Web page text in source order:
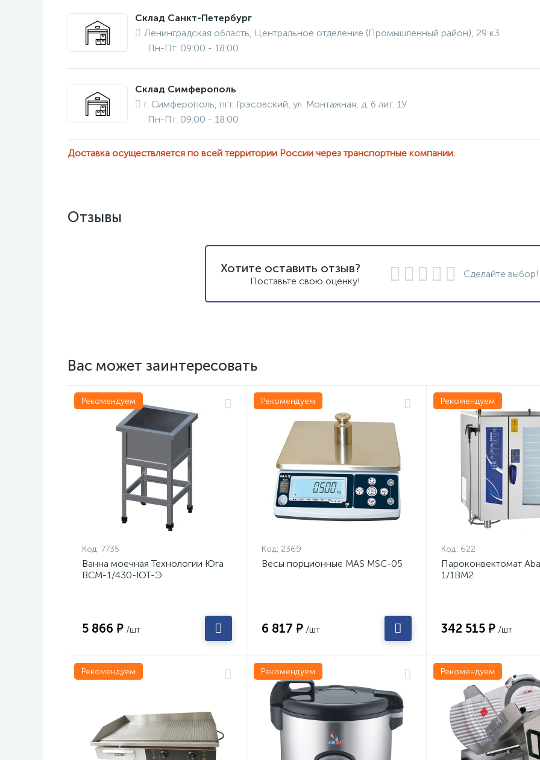
Склад Санкт-Петербург
Ленинградская область, Центральное отделение (Промышленный район), 29 к3
Пн-Пт: 09:00 - 18:00
Склад Симферополь
г. Симферополь, пгт. Грэсовский, ул. Монтажная, д. 6 лит. 1У
Пн-Пт: 09:00 - 18:00
Доставка осуществляется по всей территории России через транспортные компании.
Отзывы
Хотите оставить отзыв?
Поставьте свою оценку!
Сделайте выбор!
Вас может заинтересовать
Рекомендуем
Код: 7735
Ванна моечная Технологии Юга
ВСМ-1/430-ЮТ-Э
5 866 ₽ /шт
Рекомендуем
Код: 2369
Весы порционные MAS MSC-05
6 817 ₽ /шт
Рекомендуем
Код: 622
Пароконвектомат
1/1ВМ2
342 515 ₽ /шт
Рекомендуем Рекомендуем Рекомендуем